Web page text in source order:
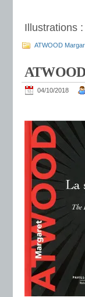
Illustrations
ATWOOD
04/10/2018